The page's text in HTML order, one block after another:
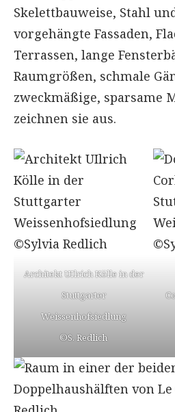
Skelettbauweise, Stahl
vorgehängte Fassaden,
Terrassen, lange
Raumgrößen, schmale
zweckmäßige, sparsame
zeichnen sie aus.
Architekt UIlrich Kölle in der
Stuttgarter
Weissenhofsiedlung
©S. Redlich